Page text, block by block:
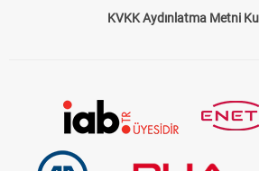
KVKK Aydınlatma Metni